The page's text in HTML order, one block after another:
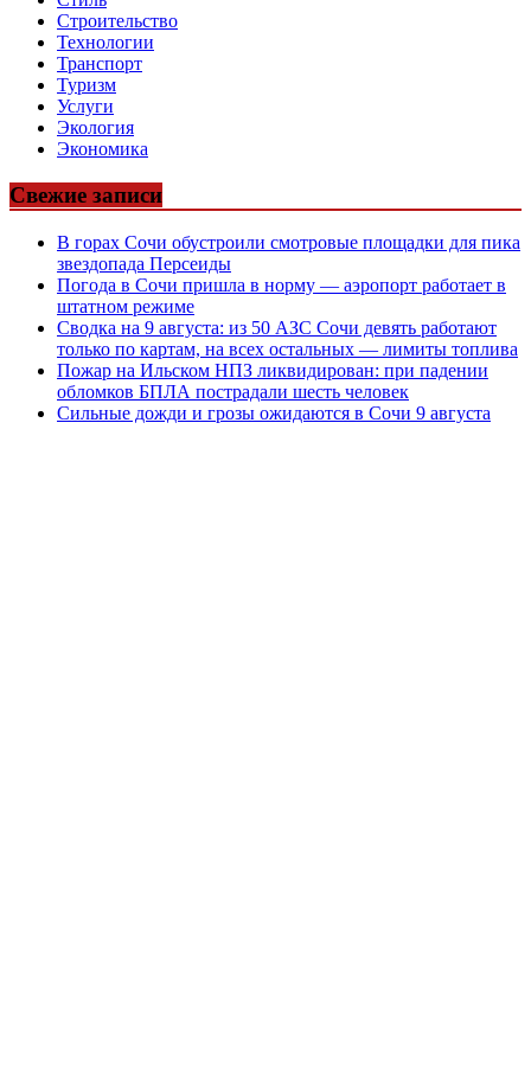
Строительство
Технологии
Транспорт
Туризм
Услуги
Экология
Экономика
Свежие записи
В горах Сочи обустроили смотровые площадки для пика
звездопада Персеиды
Погода в Сочи пришла в норму — аэропорт работает в
штатном режиме
Сводка на 9 августа: из 50 АЗС Сочи девять работают
только по картам, на всех остальных — лимиты топлива
Пожар на Ильском НПЗ ликвидирован: при падении
обломков БПЛА пострадали шесть человек
Сильные дожди и грозы ожидаются в Сочи 9 августа